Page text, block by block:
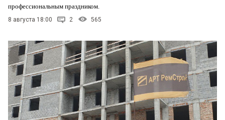
профессиональным праздником.
8 августа 18:00 2 565